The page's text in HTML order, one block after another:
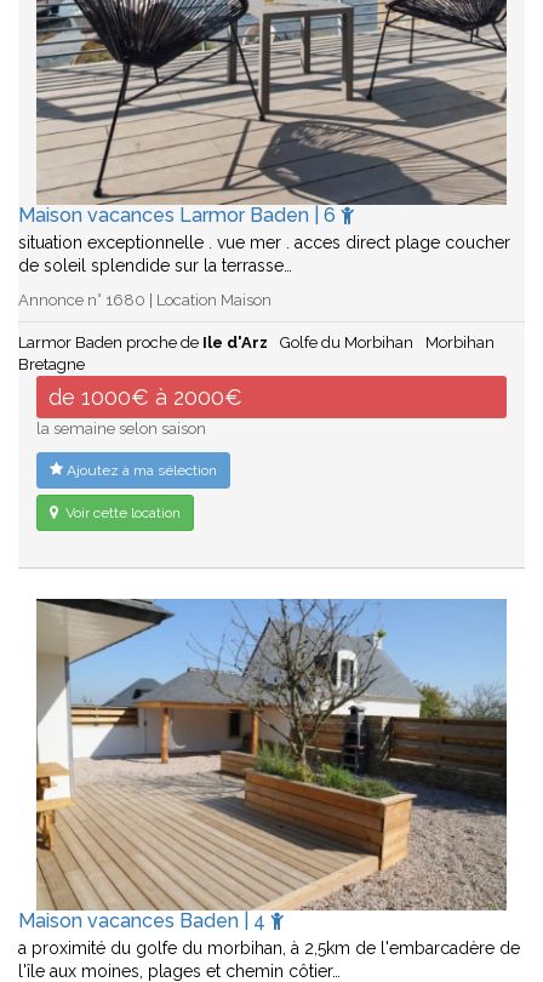
Maison vacances Larmor Baden | 6
situation exceptionnelle . vue mer . acces direct plage coucher
de soleil splendide sur la terrasse…
Annonce n° 1680 | Location Maison
Larmor Baden proche de Ile d'Arz Golfe du Morbihan
Morbihan
Bretagne
de 1000€ à 2000€
la semaine selon saison
Ajoutez à ma sélection
Voir cette location
Maison vacances Baden | 4
a proximité du golfe du morbihan, à 2,5km de l'embarcadère de
l'île aux moines, plages et chemin côtier…